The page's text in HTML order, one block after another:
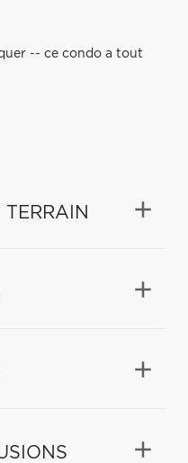
-- ce condo a tout
TERRAIN